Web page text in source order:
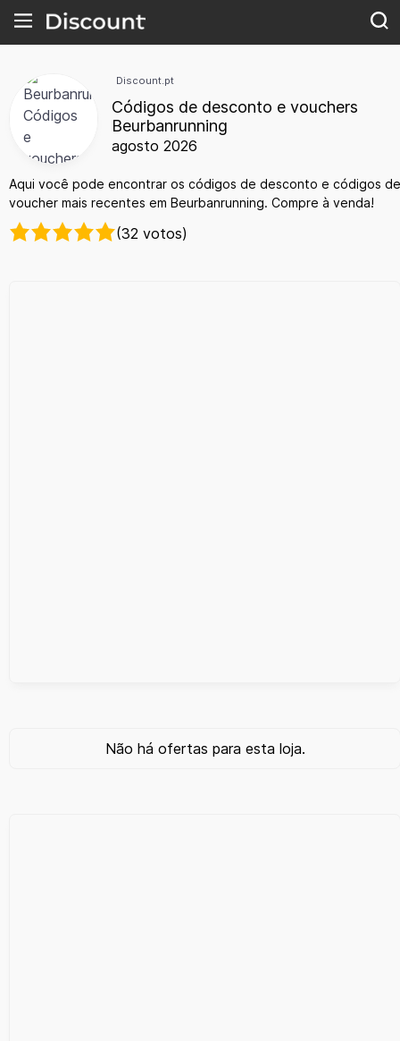
Discount.pt
Códigos de desconto e vouchers
Beurbanrunning
agosto 2026
Aqui você pode encontrar os códigos de desconto e códigos de
voucher mais recentes em Beurbanrunning. Compre à venda!
(32 votos)
Não há ofertas para esta loja.